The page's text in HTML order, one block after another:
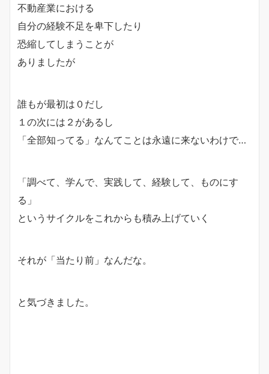
不動産業における
自分の経験不足を卑下したり
恐縮してしまうことが
ありましたが
誰もが最初は０だし
１の次には２があるし
「全部知ってる」なんてことは永遠に来ないわけで…
「調べて、学んで、実践して、経験して、ものにす
る」
というサイクルをこれからも積み上げていく
それが「当たり前」なんだな。
と気づきました。